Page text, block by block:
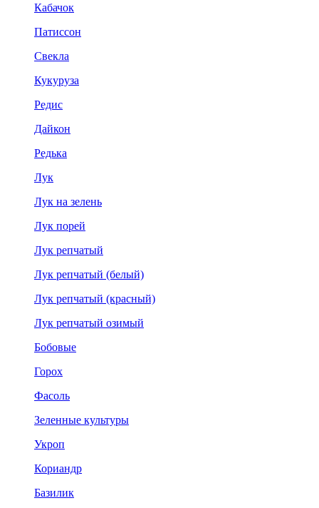
Кабачок
Патиссон
Свекла
Кукуруза
Редис
Дайкон
Редька
Лук
Лук на зелень
Лук порей
Лук репчатый
Лук репчатый (белый)
Лук репчатый (красный)
Лук репчатый озимый
Бобовые
Горох
Фасоль
Зеленные культуры
Укроп
Кориандр
Базилик